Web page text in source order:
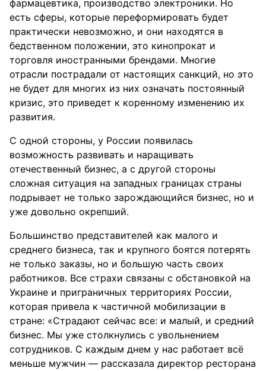
фармацевтика, производство электроники. Но
есть сферы, которые переформировать будет
практически невозможно, и они находятся в
бедственном положении, это кинопрокат и
торговля иностранными брендами. Многие
отрасли пострадали от настоящих санкций, но это
не будет для многих из них означать постоянный
кризис, это приведет к коренному изменению их
развития.
С одной стороны, у России появилась
возможность развивать и наращивать
отечественный бизнес, а с другой стороны
сложная ситуация на западных границах страны
подрывает не только зарождающийся бизнес, но и
уже довольно окрепший.
Большинство представителей как малого и
среднего бизнеса, так и крупного боятся потерять
не только заказы, но и большую часть своих
работников. Все страхи связаны с обстановкой на
Украине и приграничных территориях России,
которая привела к частичной мобилизации в
стране: «Страдают сейчас все: и малый, и средний
бизнес. Мы уже столкнулись с увольнением
сотрудников. С каждым днем у нас работает всё
меньше мужчин — рассказала директор ресторана